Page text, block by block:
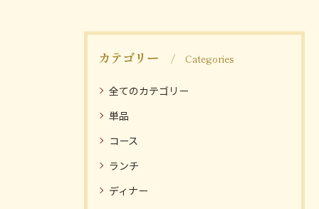
カテゴリー Categories
全てのカテゴリー
単品
コース
ランチ
ディナー